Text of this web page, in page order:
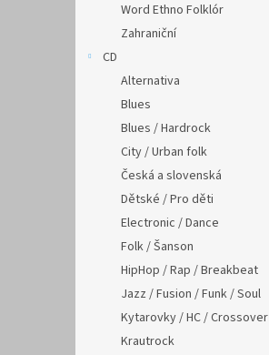
Word Ethno Folklór
Zahraniční
CD
Alternativa
Blues
Blues / Hardrock
City / Urban folk
Česká a slovenská
Dětské / Pro děti
Electronic / Dance
Folk / Šanson
HipHop / Rap / Breakbeat
Jazz / Fusion / Funk / Soul
Kytarovky / HC / Crossover
Krautrock